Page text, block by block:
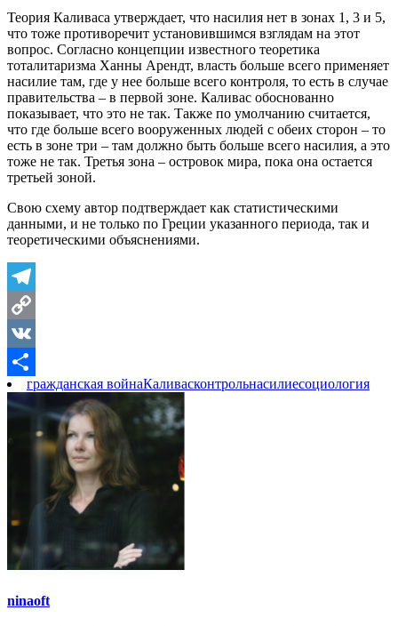
Теория Каливаса утверждает, что насилия нет в зонах 1, 3 и 5,
что тоже противоречит установившимся взглядам на этот
вопрос. Согласно концепции известного теоретика
тоталитаризма Ханны Арендт, власть больше всего применяет
насилие там, где у нее больше всего контроля, то есть в случае
правительства – в первой зоне. Каливас обоснованно
показывает, что это не так. Также по умолчанию считается,
что где больше всего вооруженных людей с обеих сторон – то
есть в зоне три – там должно быть больше всего насилия, а это
тоже не так. Третья зона – островок мира, пока она остается
третьей зоной.
Свою схему автор подтверждает как статистическими
данными, и не только по Греции указанного периода, так и
теоретическими объяснениями.
Telegram
Copy
Link
VK
Отправить
гражданская войнаКаливасконтрольнасилиесоциология
ninaoft